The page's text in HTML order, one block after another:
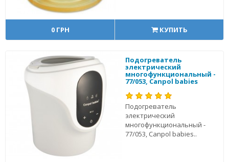
0 ГРН КУПИТЬ
Подогреватель
электрический
многофункциональный -
77/053, Canpol babies
Подогреватель
электрический
многофункциональный -
77/053, Canpol babies..